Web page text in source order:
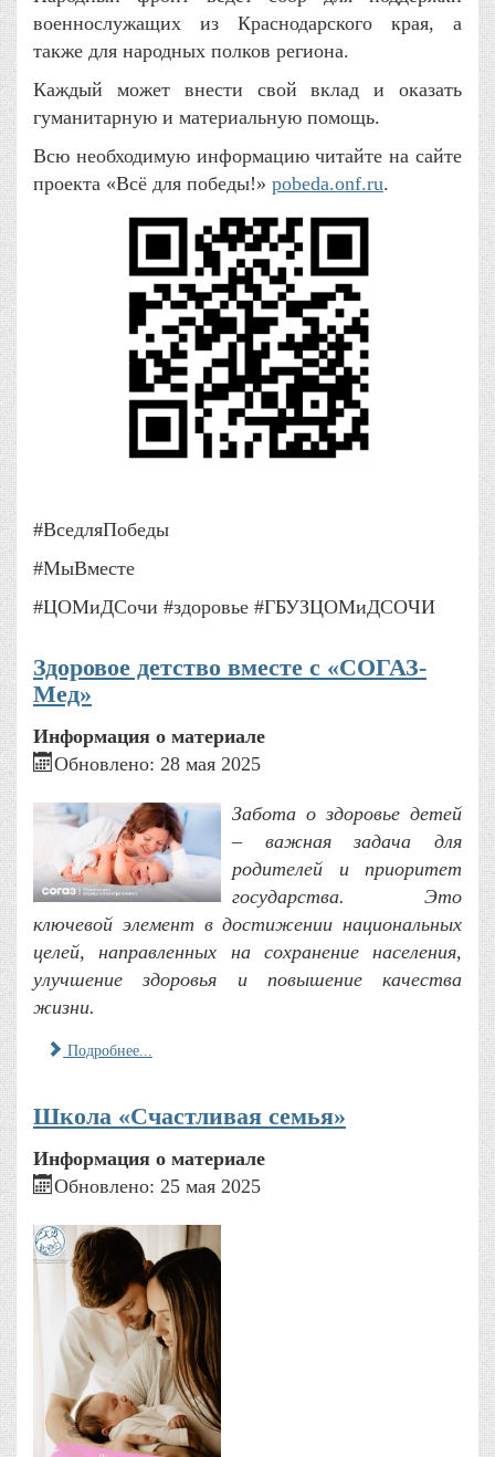
военнослужащих из Краснодарского края, а
также для народных полков региона.
Каждый может внести свой вклад и оказать
гуманитарную и материальную помощь.
Всю необходимую информацию читайте на сайте
проекта «Всё для победы!» pobeda.onf.ru.
#ВседляПобеды
#МыВместе
#ЦОМиДСочи #здоровье #ГБУЗЦОМиДСОЧИ
Здоровое детство вместе с «СОГАЗ-
Мед»
Информация о материале
Обновлено: 28 мая 2025
Забота о здоровье детей
– важная задача для
родителей и приоритет
государства. Это
ключевой элемент в достижении национальных
целей, направленных на сохранение населения,
улучшение здоровья и повышение качества
жизни.
Подробнее...
Школа «Счастливая семья»
Информация о материале
Обновлено: 25 мая 2025